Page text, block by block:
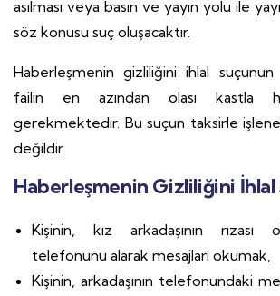
asılması veya basın ve yayın yolu ile
söz konusu suç oluşacaktır.
Haberleşmenin gizliliğini ihlal
failin en azından olası kastla
gerekmektedir. Bu suçun taksirle
değildir.
Haberleşmenin Gizliliğini
Kişinin, kız arkadaşının rızası
telefonunu alarak mesajları okumak,
Kişinin, arkadaşının telefonundaki